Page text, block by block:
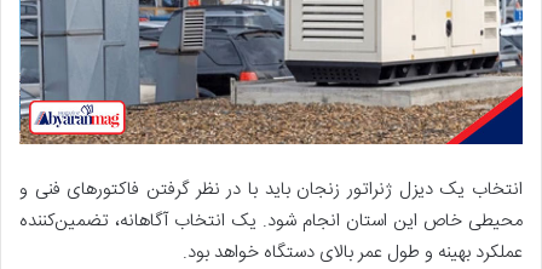
انتخاب یک دیزل ژنراتور زنجان باید با در نظر گرفتن فاکتورهای فنی و
محیطی خاص این استان انجام شود. یک انتخاب آگاهانه، تضمین‌کننده
عملکرد بهینه و طول عمر بالای دستگاه خواهد بود.